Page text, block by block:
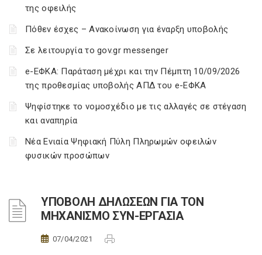
της οφειλής
Πόθεν έσχες – Ανακοίνωση για έναρξη υποβολής
Σε λειτουργία το gov.gr messenger
e-ΕΦΚΑ: Παράταση μέχρι και την Πέμπτη 10/09/2026
της προθεσμίας υποβολής ΑΠΔ του e-ΕΦΚΑ
Ψηφίστηκε το νομοσχέδιο με τις αλλαγές σε στέγαση
και αναπηρία
Νέα Ενιαία Ψηφιακή Πύλη Πληρωμών οφειλών
φυσικών προσώπων
ΥΠΟΒΟΛΗ ΔΗΛΩΣΕΩΝ ΓΙΑ ΤΟΝ
ΜΗΧΑΝΙΣΜΟ ΣΥΝ-ΕΡΓΑΣΙΑ
07/04/2021